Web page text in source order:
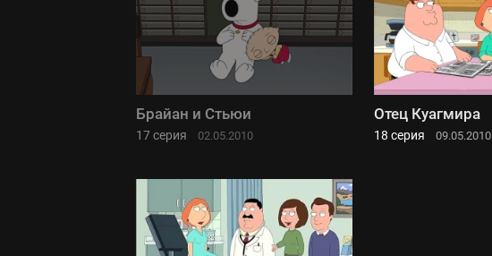
Брайан и Стьюи
17 серия 02.05.2010
Отец Куагмира
18 серия 09.05.2010